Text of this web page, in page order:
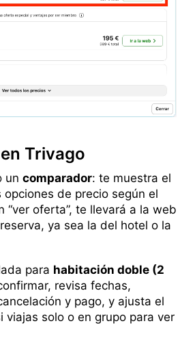
Trivago
un comparador: te muestra el
de precio según el
“ver oferta”, te llevará a la web
ya sea la del hotel o la
para habitación doble (2
revisa fechas,
y pago, y ajusta el
viajas solo o en grupo para ver